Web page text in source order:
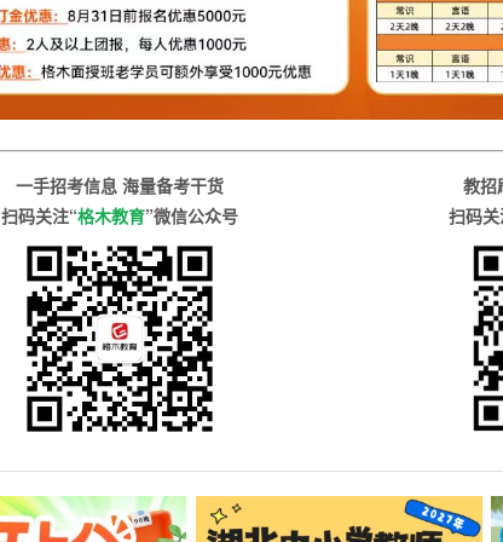
一手招考信息 海量备考干货
扫码关注“格木教育”微信公众号
教招
扫码关